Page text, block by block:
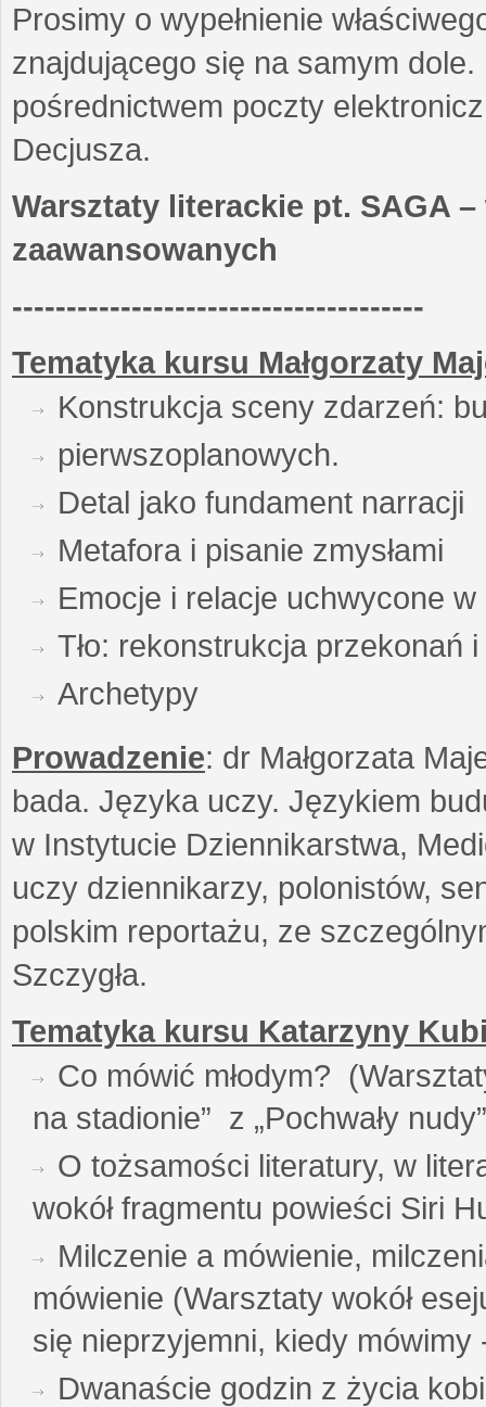
Prosimy o wypełnienie
znajdującego się na samym
pośrednictwem poczty
Decjusza.
Warsztaty literackie pt. SAGA
zaawansowanych
--------------------------------------
Tematyka kursu Małgorzaty
Konstrukcja sceny zdarzeń:
pierwszoplanowych.
Detal jako fundament narracji
Metafora i pisanie zmysłami
Emocje i relacje uchwycone
Tło: rekonstrukcja przekonań
Archetypy
Prowadzenie: dr Małgorzata
bada. Języka uczy. Językiem
w Instytucie Dziennikarstwa,
uczy dziennikarzy, polonistów,
polskim reportażu, ze
Szczygła.
Tematyka kursu Katarzyny
Co mówić młodym?
na stadionie” z „Pochwały
O tożsamości literatury, w
wokół fragmentu powieści Siri
Milczenie a mówienie,
mówienie (Warsztaty wokół
się nieprzyjemni, kiedy mówimy
Dwanaście godzin z życia